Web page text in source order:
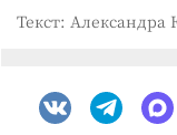
Текст: